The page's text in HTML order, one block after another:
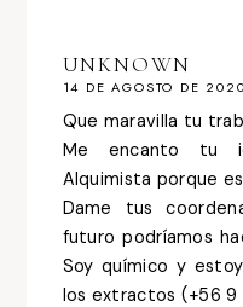
UNKNOWN
14 DE AGOSTO DE
Que maravilla tu
Me encanto tu
Alquimista porque
Dame tus
futuro podríamos
Soy químico y
los extractos (+56